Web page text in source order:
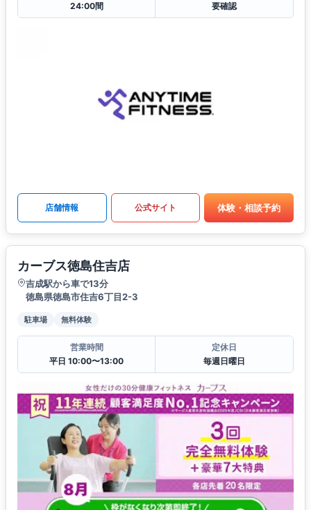
24:00間 要確認
店舗情報 公式サイト 体験・相談予約
カーブス徳島住吉店
吉成駅から車で13分
徳島県徳島市住吉6丁目2-3
駐車場 無料体験
営業時間
平日 10:00〜13:00
定休日
毎週日曜日